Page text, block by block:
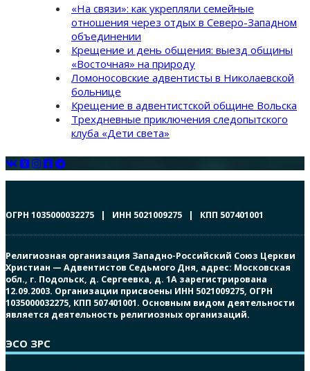
«На связи»: как укрепляли семейные
отношения через отдых в Северо-Западном
объединении
Крещение и день общения: выезд общины
«Восточная» на природу
Ломоносовские адвентисты в Николаевской
больнице
Крещение в адвентистской общине Вольска
Трехдневные приключения следопытского
клуба «Дети света»
ОГРН 1035000032275 | ИНН 5021009275 | КПП 507401001
Религиозная организация Западно-Российский Союз Церкви
Христиан — Адвентистов Седьмого Дня, адрес: Московская
обл., г. Подольск, д. Сергеевка, д. 1А зарегистрирована
12.09.2003. Организации присвоены ИНН 5021009275, ОГРН
1035000032275, КПП 507401001. Основным видом деятельности
является деятельность религиозных организаций.
ЭСО ЗРС